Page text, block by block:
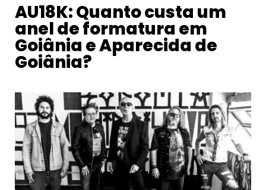
AU18K: Quanto custa um
anel de formatura em
Goiânia e Aparecida de
Goiânia?